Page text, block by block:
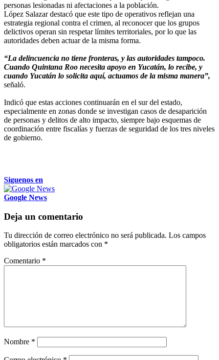
personas lesionadas ni afectaciones a la población.
López Salazar destacó que este tipo de operativos reflejan una
estrategia regional contra el crimen, al reconocer que los grupos
delictivos operan sin respetar límites territoriales, por lo que las
autoridades deben actuar de la misma forma.
“La delincuencia no tiene fronteras, y las autoridades tampoco.
Cuando Quintana Roo necesita apoyo en Yucatán, lo recibe, y
cuando Yucatán lo solicita aquí, actuamos de la misma manera”,
señaló.
Indicó que estas acciones continuarán en el sur del estado,
especialmente en zonas donde se investigan casos de desaparición
de personas y delitos de alto impacto, siempre bajo esquemas de
coordinación entre fiscalías y fuerzas de seguridad de los tres niveles
de gobierno.
Siguenos en
Google News
Deja un comentario
Tu dirección de correo electrónico no será publicada. Los campos
obligatorios están marcados con *
Comentario *
Nombre *